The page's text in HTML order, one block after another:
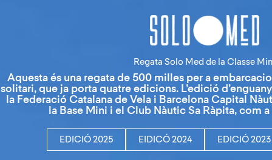
Regata Solo Med de la Classe
Aquesta és una regata de 500 milles per a
solitari, que ja porta quatre edicions. L’edició
la Federació Catalana de Vela i Barcelona Capital
la Base Mini i el Club Nàutic Sa Ràpita, com
EDICIÓ 2025 EIDICÓ 2024 EDICIÓ 2023